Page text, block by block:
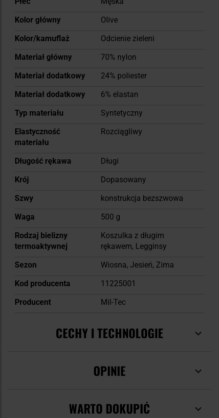
Kolor główny
Olive
Kolor/kamuflaż
Odcienie zieleni
Materiał główny
70% nylon
Materiał dodatkowy
24% poliester
Materiał dodatkowy
6% elastan
Typ materiału
Syntetyczny
Elastyczność
materiału
Rozciągliwy
Długość rękawa
Długi
Krój
Dopasowany
Szwy
konstrukcja bezszwowa
Waga
500 g
Rodzaj bielizny
termoaktywnej
Koszulka z długim
rękawem, Legginsy
Sezon
Wiosna, Jesień, Zima
Kod producenta
11225001
Producent
Mil-Tec
CECHY I TECHNOLOGIE
OPINIE
WARTO DOKUPIĆ